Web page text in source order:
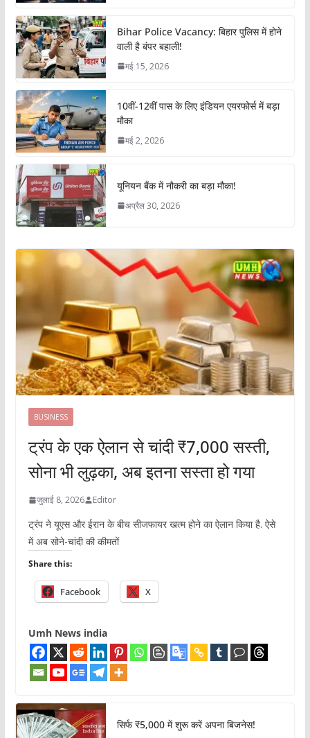
Bihar Police Vacancy: बिहार पुलिस में होने
वाली है बंपर बहाली!
मई 15, 2026
10वीं-12वीं पास के लिए इंडियन एयरफोर्स में बड़ा
मौका
मई 2, 2026
यूनियन बैंक में नौकरी का बड़ा मौका!
अप्रैल 30, 2026
BUSINESS
ट्रंप के एक ऐलान से चांदी ₹7,000 सस्ती,
सोना भी लुढ़का, अब इतना सस्ता हो गया
जुलाई 8, 2026 Editor
ट्रंप ने यूएस और ईरान के बीच सीजफायर खत्म होने का ऐलान किया है. ऐसे
में अब सोने-चांदी की कीमतों
Share this:
Facebook X
Umh News india
सिर्फ ₹5,000 में शुरू करें अपना बिजनेस!